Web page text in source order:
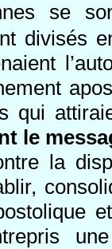
se
divisés
qui
le
la